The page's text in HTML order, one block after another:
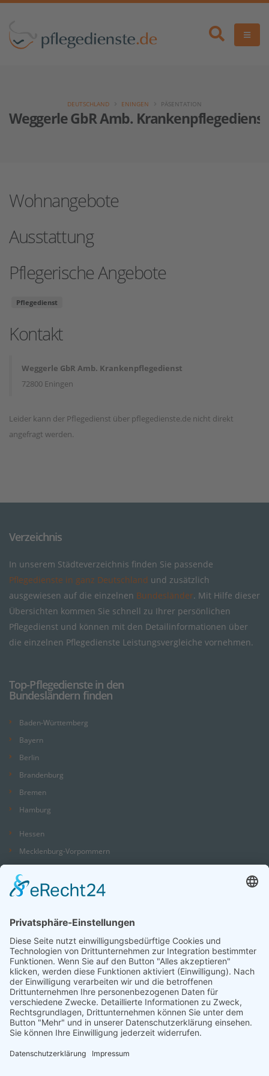
Weggerle GbR Amb. Krankenpflegedienst
DEUTSCHLAND ENINGEN PÄSENTATION
Wohnangebote
Ausstattung
Pflegerische Angebote
Pflegedienst
Kontakt
Weggerle GbR Amb. Krankenpflegedienst
72800 Eningen
Leider kann der Pflegedienst über pflegedienste.de nicht direkt
angefragt werden.
Verzeichnis
In unserem Städteverzeichnis finden Sie passende
Pflegedienste in ganz Deutschland und zusätzlich
ausgewiesen auf die einzelnen Bundesländer. Mit Hilfe dieser
Übersichten kommen Sie schnell zu Ihrer persönlichen
Pflegedienst und können mit den Detailinformationen über
die einzelnen Pflegedienste Leistungsvergleiche vornehmen.
Top-Pflegedienste in den
Bundesländern finden
Baden-Württemberg
Bayern
Berlin
Brandenburg
Bremen
Hamburg
Hessen
Mecklenburg-Vorpommern
Nordrhein-Westfalen
Saarland
Sachsen
Sachsen-Anhalt
Schleswig-Holstein
Thüringen